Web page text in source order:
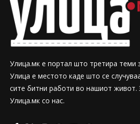
Улица.мк е портал што третира теми
Улица е местото каде што се
сите битни работи во нашиот живот.
Улица.мк со нас.